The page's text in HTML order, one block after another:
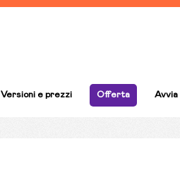
Versioni e prezzi Offerta Avvia